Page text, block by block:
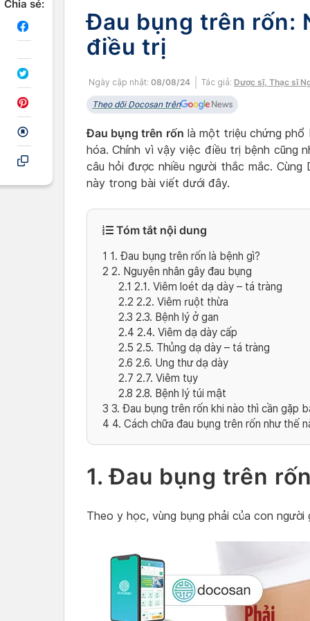
Chia sẻ:
Đau bụng trên rốn:
điều trị
Ngày cập nhật: 08/08/24 Tác giả: Dược sĩ, Thạc sĩ
Theo dõi Docosan trên
Đau bụng trên rốn là một triệu chứng phổ
hóa. Chính vì vậy việc điều trị bệnh cũng
câu hỏi được nhiều người thắc mắc.
này trong bài viết dưới đây.
Tóm tắt nội dung
1 1. Đau bụng trên rốn là bệnh gì?
2 2. Nguyên nhân gây đau bụng
2.1 2.1. Viêm loét dạ dày – tá tràng
2.2 2.2. Viêm ruột thừa
2.3 2.3. Bệnh lý ở gan
2.4 2.4. Viêm dạ dày cấp
2.5 2.5. Thủng dạ dày – tá tràng
2.6 2.6. Ung thư dạ dày
2.7 2.7. Viêm tụy
2.8 2.8. Bệnh lý túi mật
3 3. Đau bụng trên rốn khi nào thì cần gặp
4 4. Cách chữa đau bụng trên rốn như thế
1. Đau bụng trên
Theo y học, vùng bụng phải của con người